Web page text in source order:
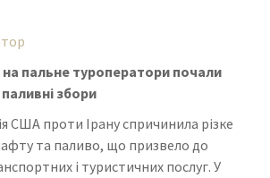
на пальне туроператори почали
збори
США проти Ірану спричинила різке
та паливо, що призвело до
і туристичних послуг. У